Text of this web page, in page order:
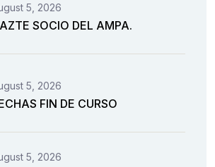
5, 2026
SOCIO DEL AMPA.
5, 2026
FIN DE CURSO
5, 2026